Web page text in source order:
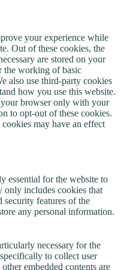
your experience while
Out of these cookies, the
are stored on your
the working of basic
also use third-party cookies
how you use this website.
browser only with your
to opt-out of these cookies.
may have an effect
essential for the website to
only includes cookies that
security features of the
any personal information.
necessary for the
to collect user
embedded contents are